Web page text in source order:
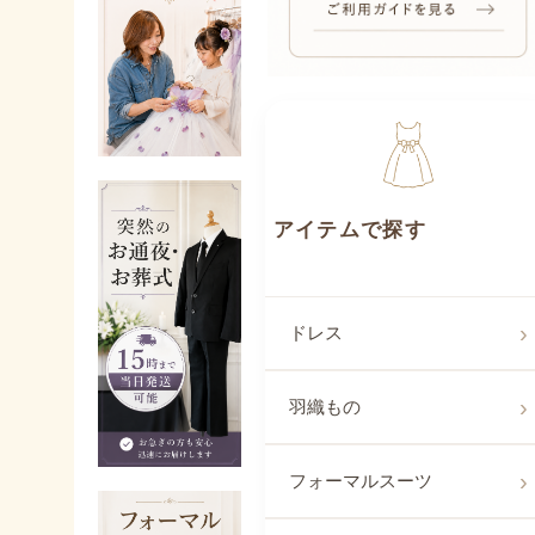
アイテムで探
ドレス
羽織もの
フォーマルスーツ